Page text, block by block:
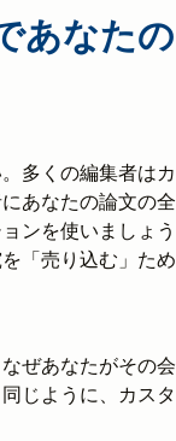
あなたの
多くの編集者は
あなたの論文の
ンを使いましょ
「売り込む」た
ぜあなたがその
じように、カス